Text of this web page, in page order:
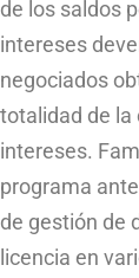
de los saldos
intereses
negociados
totalidad de la
intereses.
programa
de gestión de
licencia en